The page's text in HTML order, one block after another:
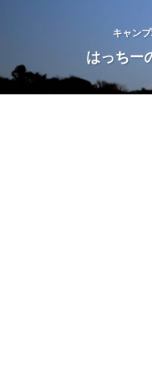
キャン
はっちー